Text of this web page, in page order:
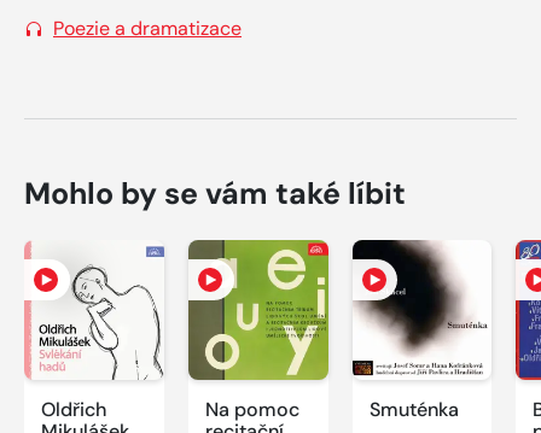
Poezie a dramatizace
Mohlo by se vám také líbit
Oldřich
Na pomoc
Smuténka